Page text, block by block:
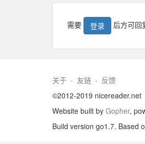
需要 登录 后方可回
关于 · 友链 · 反馈
©2012-2019 nicereader.net
Website built by Gopher,
Build version go1.7. Based